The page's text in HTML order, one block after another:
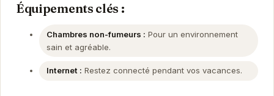
Équipements clés :
Chambres non-fumeurs : Pour un environnement
sain et agréable.
Internet : Restez connecté pendant vos vacances.